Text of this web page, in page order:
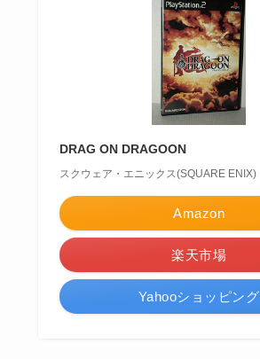
DRAG ON DRAGOON
スクウェア・エニックス(SQUARE ENIX)
Amazon
楽天市場
Yahooショッピング